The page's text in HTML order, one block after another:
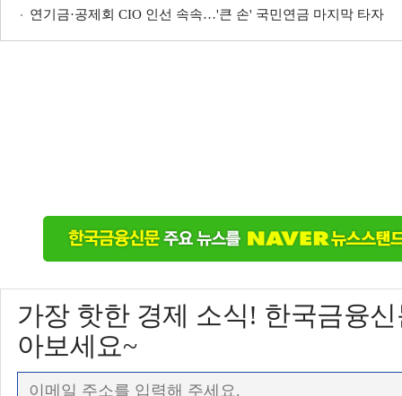
연기금·공제회 CIO 인선 속속…'큰 손' 국민연금 마지막 타자
가장 핫한 경제 소식! 한국금융
아보세요~